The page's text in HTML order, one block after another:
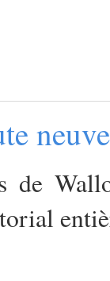
de